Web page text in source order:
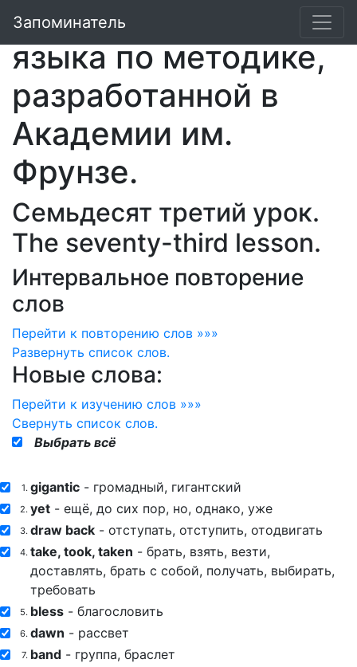
Запоминатель
Курс английского
языка по методике,
разработанной в
Академии им.
Фрунзе.
Семьдесят третий урок.
The seventy-third lesson.
Интервальное повторение
слов
Перейти к повторению слов »»»
Развернуть список слов.
Новые слова:
Перейти к изучению слов »»»
Свернуть список слов.
Выбрать всё
1. gigantic - громадный, гигантский
2. yet - ещё, до сих пор, но, однако, уже
3. draw back - отступать, отступить, отодвигать
4. take, took, taken - брать, взять, везти,
доставлять, брать с собой, получать, выбирать,
требовать
5. bless - благословить
6. dawn - рассвет
7. band - группа, браслет